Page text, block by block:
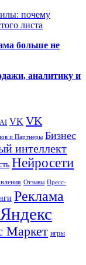
почему
листа
больше не
аналитику и
VK VK
и Партнеры Бизнес
интеллект
Нейросети
Отзывы Пресс-
Реклама
Яндекс
Маркет игры